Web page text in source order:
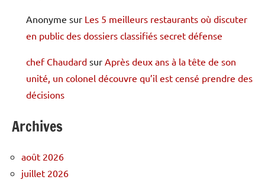
Anonyme sur Les 5 meilleurs restaurants où discuter
en public des dossiers classifiés secret défense
chef Chaudard sur Après deux ans à la tête de son
unité, un colonel découvre qu’il est censé prendre des
décisions
Archives
août 2026
juillet 2026